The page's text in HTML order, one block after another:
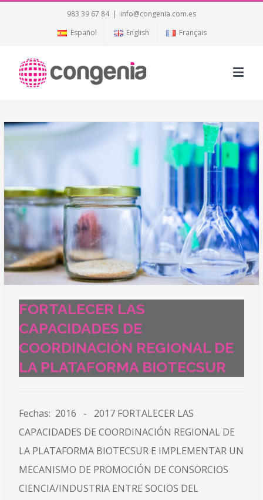
983 39 67 84 | info@congenia.com.es
Español
English Français
FORTALECER LAS
CAPACIDADES DE
COORDINACIÓN REGIONAL DE
LA PLATAFORMA BIOTECSUR
Fechas: 2016 - 2017 FORTALECER LAS
CAPACIDADES DE COORDINACIÓN REGIONAL DE
LA PLATAFORMA BIOTECSUR E IMPLEMENTAR UN
MECANISMO DE PROMOCIÓN DE CONSORCIOS
CIENCIA/INDUSTRIA ENTRE SOCIOS DEL